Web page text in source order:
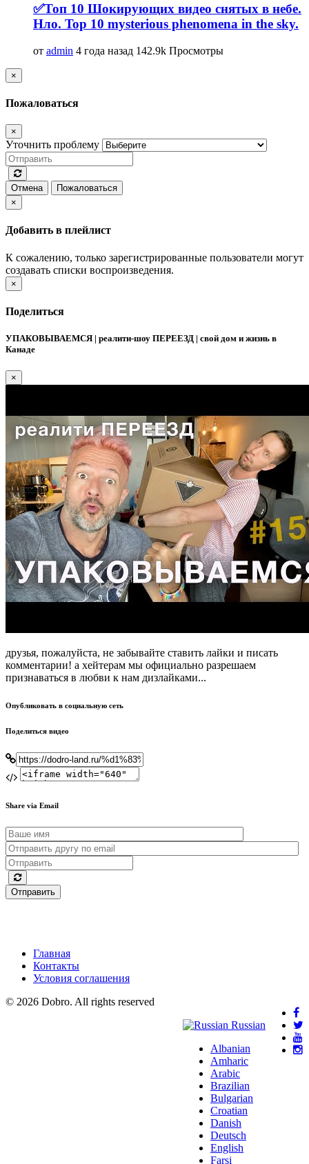
✅Топ 10 Шокирующих видео снятых в небе.
Нло. Top 10 mysterious phenomena in the sky.
от admin 4 года назад 142.9k Просмотры
×
Пожаловаться
×
Уточнить проблему
Отмена
Пожаловаться
×
Добавить в плейлист
К сожалению, только зарегистрированные пользователи могут
создавать списки воспроизведения.
×
Поделиться
УПАКОВЫВАЕМСЯ | реалити-шоу ПЕРЕЕЗД | свой дом и жизнь в
Канаде
×
друзья, пожалуйста, не забывайте ставить лайки и писать
комментарии! а хейтерам мы официально разрешаем
признаваться в любви к нам дизлайками...
Опубликовать в социальную сеть
Поделиться видео
Share via Email
Отправить
Главная
Контакты
Условия соглашения
© 2026 Dobro. All rights reserved
Russian
Albanian
Amharic
Arabic
Brazilian
Bulgarian
Croatian
Danish
Deutsch
English
Farsi